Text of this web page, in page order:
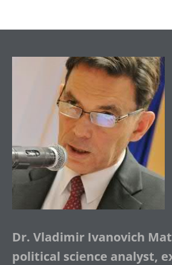
Dr. Vladimir Ivanovich
political science analyst,